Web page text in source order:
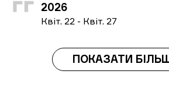
2026
Квіт. 22 - Квіт. 27
ПОКАЗАТИ